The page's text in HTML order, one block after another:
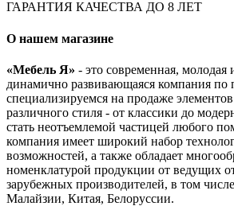
ГАРАНТИЯ КАЧЕСТВА ДО 8 ЛЕТ
О нашем магазине
«Мебель Я» - это современная, молодая
динамично развивающаяся компания
специализируемся на продаже
различного стиля - от классики до
стать неотъемлемой частицей любого
компания имеет широкий набор
возможностей, а также обладает
номенклатурой продукции от ведущих
зарубежных производителей, в том
Малайзии, Китая, Белоруссии.